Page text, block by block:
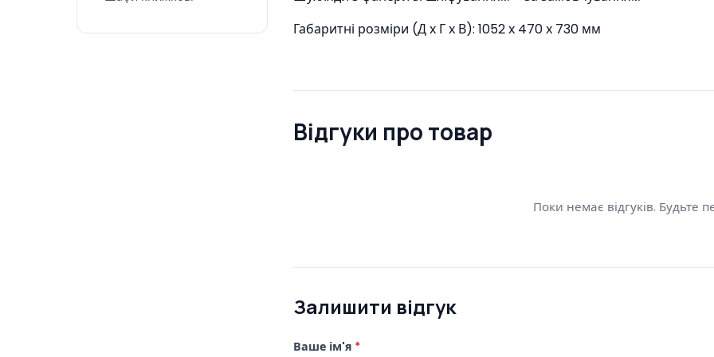
Габаритні розміри (Д х Г х В): 1052 х 470 х 730 мм
Відгуки про товар
Поки немає відгуків. Будьте
Залишити відгук
Ваше ім'я *